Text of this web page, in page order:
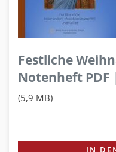
Festliche
Notenheft
(5,9 MB)